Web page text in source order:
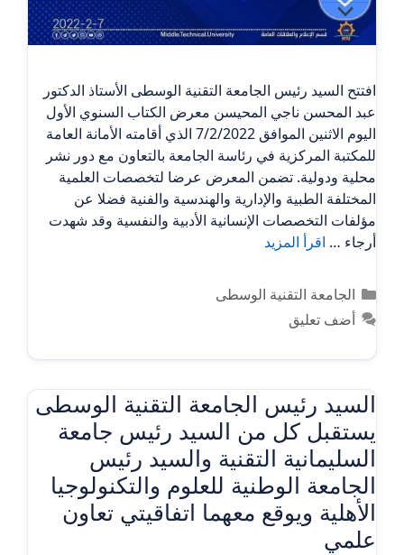
افتتح السيد رئيس الجامعة التقنية الوسطى الأستاذ الدكتور
عبد المحسن ناجي المحيسن معرض الكتاب السنوي الأول
اليوم الاثنين الموافق 7/2/2022 الذي أقامته الأمانة العامة
للمكتبة المركزية في رئاسة الجامعة بالتعاون مع دور نشر
محلية ودولية. تضمن المعرض عرضا لتخصصات العلمية
المختلفة الطبية والإدارية والهندسية والفنية فضلا عن
مؤلفات التخصصات الإنسانية الأدبية والنفسية وقد شهدت
أرجاء … اقرأ المزيد
التصنيفات
الجامعة التقنية الوسطى
أضف تعليق
السيد رئيس الجامعة التقنية الوسطى
يستقبل كل من السيد رئيس جامعة
السليمانية التقنية والسيد رئيس
الجامعة الوطنية للعلوم والتكنولوجيا
الأهلية ويوقع معهما اتفاقيتي تعاون
علمي